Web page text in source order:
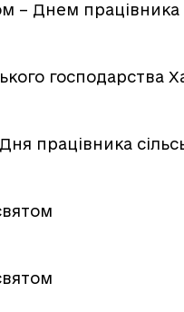
– Днем працівника
господарства
працівника